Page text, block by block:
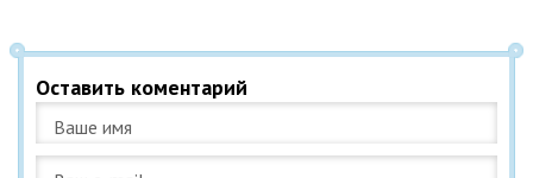
Оставить коментарий